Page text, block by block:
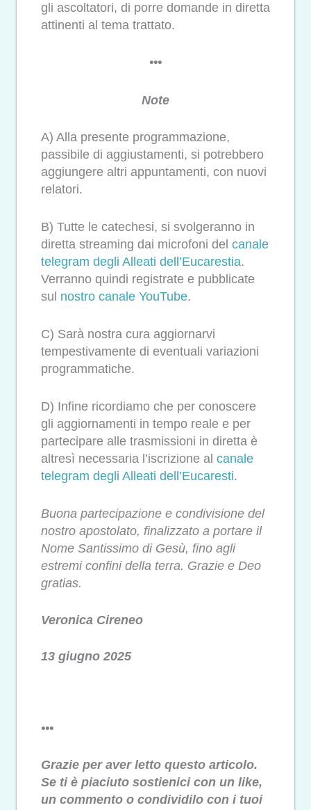
gli ascoltatori, di porre domande in diretta
attinenti al tema trattato.
•••
Note
A) Alla presente programmazione,
passibile di aggiustamenti, si potrebbero
aggiungere altri appuntamenti, con nuovi
relatori.
B) Tutte le catechesi, si svolgeranno in
diretta streaming dai microfoni del canale
telegram degli Alleati dell’Eucarestia.
Verranno quindi registrate e pubblicate
sul nostro canale YouTube.
C) Sarà nostra cura aggiornarvi
tempestivamente di eventuali variazioni
programmatiche.
D) Infine ricordiamo che per conoscere
gli aggiornamenti in tempo reale e per
partecipare alle trasmissioni in diretta è
altresì necessaria l’iscrizione al canale
telegram degli Alleati dell’Eucaresti.
Buona partecipazione e condivisione del
nostro apostolato, finalizzato a portare il
Nome Santissimo di Gesù, fino agli
estremi confini della terra. Grazie e Deo
gratias.
Veronica Cireneo
13 giugno 2025
•••
Grazie per aver letto questo articolo.
Se ti è piaciuto sostienici con un like,
un commento o condividilo con i tuoi